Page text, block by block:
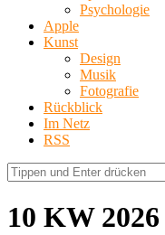
Psychologie
Apple
Kunst
Design
Musik
Fotografie
Rückblick
Im Netz
RSS
10 KW 2026